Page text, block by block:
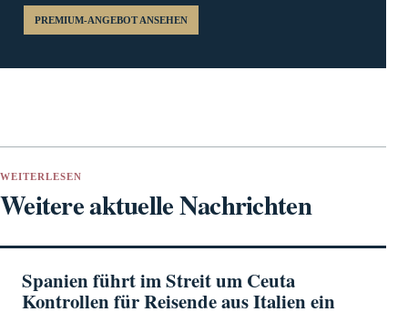
PREMIUM-ANGEBOT ANSEHEN
WEITERLESEN
Weitere aktuelle Nachrichten
Spanien führt im Streit um Ceuta
Kontrollen für Reisende aus Italien ein